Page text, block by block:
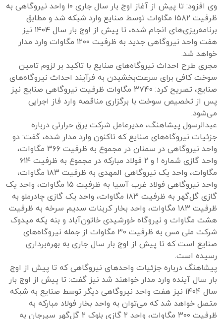
وی افزود: تا پیش از آغاز اوج بار سال جاری ۱۰ واحد نیروگاهی به
ظرفیت ۱۵۸۲ مگاوات توسط صنایع وارد شبکه شد و مطابق
برنامه‌ریزی‌های انجام شده، تا پیش از اوج بار سال ۱۴۰۴ نیز
هفت واحد نیروگاهی جدید به ظرفیت ۱۲۰۰ مگاوات وارد مدار
خواهد شد.
مجری طرح احداث نیروگاه‌های صنایع با تاکید بر لزوم تامین
سوخت کافی برای سرعت‌بخشیدن به فرآیند احداث نیروگاه‌های
صنایع، تصریح کرد: ۳۷۴۰ مگاوات ظرفیت نیروگاهی صنایع نیز
پس از تخصیص سوخت با برگزاری مناقصه وارد فاز اجرایی
می‌شود.
عبدالرسول پیشاهنگ، مدیرعامل شرکت برق حرارتی درباره
جزئیات نیروگاه‌های صنایع که تاکنون وارد مدار شده‌، گفت: دو
واحد نیروگاهی در سمنان در مجموع به ظرفیت ۳۶۶ مگاوات،
واحد گازی شماره ۱ و ۲ فولاد مبارکه در مجموع به ظرفیت ۶۱۴
مگاوات، واحد یک نیروگاهی المهدی به ظرفیت ۱۸۳ مگاوات،
واحد نیروگاهی فولاد غرب آسیا به ظرفیت ۱۵ مگاوات، واحد یک
گازی گل‌گهر به ظرفیت ۱۸۳ مگاوات، واحد یک گازی چادرملو به
ظرفیت ۱۸۳ مگاوات، واحد بخار کربنات سدیم سرخه به ظرفیت
هشت مگاوات و نیروگاه خورشیدی خاتون‌آباد و بنه یکه میدوک
شرکت ملی مس به ظرفیت ۳۰ مگاوات از جمله نیروگاه‌های
صنایع است که تا پیش از اوج بار سال جاری به بهره‌برداری
رسیده است.
پیشاهنگ درباره جزئیات واحدهای نیروگاهی که تا پیش از اوج
بار سال آینده وارد مدار خواهند شد نیز گفت: تا پیش از اوج بار
سال ۱۴۰۴ نیز هفت واحد نیروگاهی دیگر توسط صنایع به شبکه
متصل خواهد شد که می‌توان به واحد بخار فولاد مبارکه به
ظرفیت ۳۰۰ مگاوات، واحد ۲ گازی بلوک ۲ گل‌گهر سیرجان به